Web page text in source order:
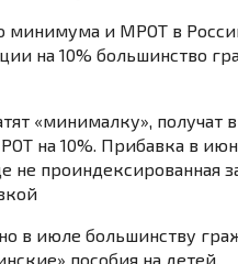
и МРОТ в
на 10% большинство
«минималку»,
на 10%. Прибавка в
не проиндексированная
в июле большинству
пособия на детей.